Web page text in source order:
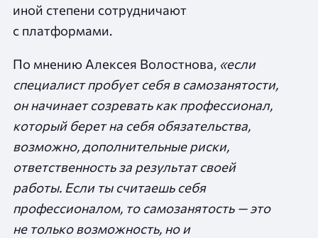
иной степени сотрудничают
с платформами.
По мнению Алексея Волостнова, «если
специалист пробует себя в самозанятости,
он начинает созревать как профессионал,
который берет на себя обязательства,
возможно, дополнительные риски,
ответственность за результат своей
работы. Если ты считаешь себя
профессионалом, то самозанятость — это
не только возможность, но и